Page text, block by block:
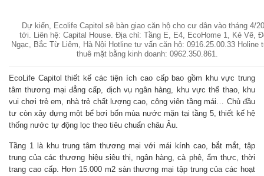
Dự kiến, Ecolife Capitol sẽ bàn giao căn hộ cho cư dân vào tháng 4/
tới. Liên hệ: Capital House. Địa chỉ: Tầng E, E4, EcoHome 1, Kẻ Vẽ,
Ngạc, Bắc Từ Liêm, Hà Nội Hotline tư vấn căn hộ: 0916.25.00.33 Holine
thuê mặt bằng kinh doanh: 0962.350.861.
EcoLife Capitol thiết kế các tiện ích cao cấp bao gồm khu vực trung
tâm thương mại đẳng cấp, dịch vụ ngân hàng, khu vực thể thao, khu
vui chơi trẻ em, nhà trẻ chất lượng cao, công viên tầng mái… Chủ đầu
tư còn xây dựng một bể bơi bốn mùa nước mặn tại tầng 5, thiết kế hệ
thống nước tự động lọc theo tiêu chuẩn châu Âu.
Tầng 1 là khu trung tâm thương mại với mái kính cao, bắt mắt, tập
trung của các thương hiệu siêu thị, ngân hàng, cà phê, ẩm thực, thời
trang cao cấp. Hơn 15.000 m2 sàn thương mại tập trung của các hoạt